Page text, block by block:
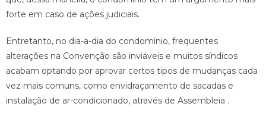
forte em caso de ações judiciais.
Entretanto, no dia-a-dia do condomínio, frequentes
alterações na Convenção são inviáveis e muitos síndicos
acabam optando por aprovar certos tipos de mudanças cada
vez mais comuns, como envidraçamento de sacadas e
instalação de ar-condicionado, através de Assembleia .